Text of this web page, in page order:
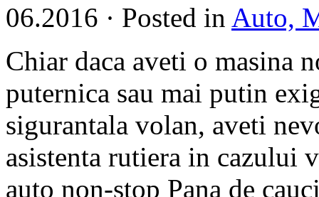
06.2016 · Posted in Auto,
Chiar daca aveti o masina
puternica sau mai putin
sigurantala volan, aveti
asistenta rutiera in cazului
auto non-stop Pana de